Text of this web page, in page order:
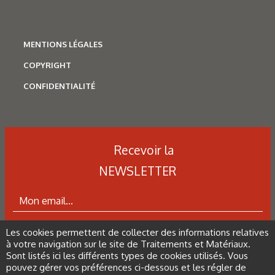
Corrosion,
Caractérisation des hydrures
de titane : revue des principales
techniques d’analyse
MENTIONS LÉGALES
COPYRIGHT
CONFIDENTIALITÉ
Recevoir la
NEWSLETTER
ABONNEZ-VOUS À LA NEWSLETTER
Les cookies permettent de collecter des informations relatives
à votre navigation sur le site de Traitements et Matériaux.
Sont listés ici les différents types de cookies utilisés. Vous
pouvez gérer vos préférences ci-dessous et les régler de